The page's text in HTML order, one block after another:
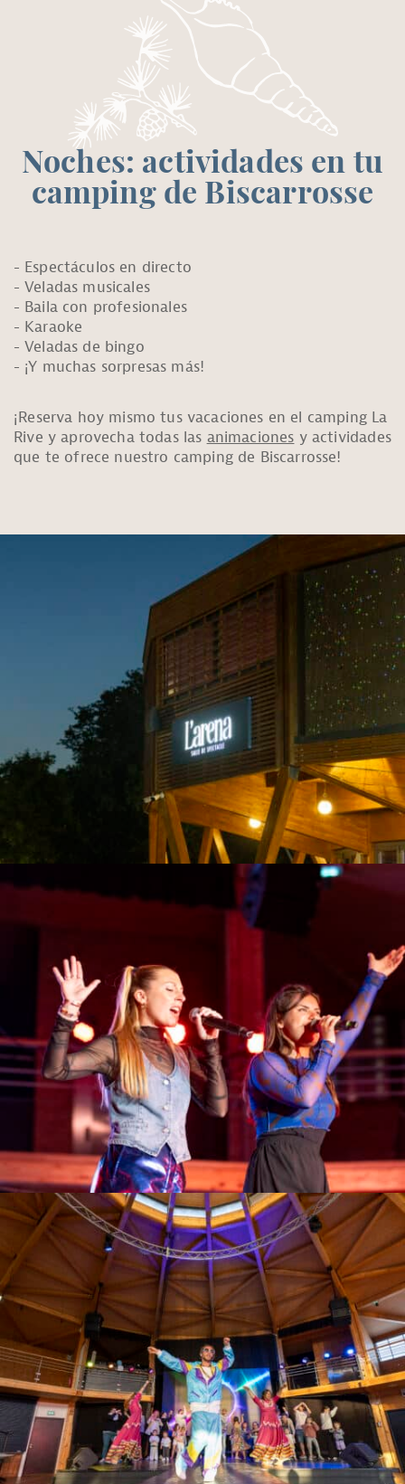
Noches: actividades en tu
camping de Biscarrosse
Espectáculos en directo
Veladas musicales
Baila con profesionales
Karaoke
Veladas de bingo
¡Y muchas sorpresas más!
¡Reserva hoy mismo tus vacaciones en el camping La
Rive y aprovecha todas las animaciones y actividades
que te ofrece nuestro camping de Biscarrosse!